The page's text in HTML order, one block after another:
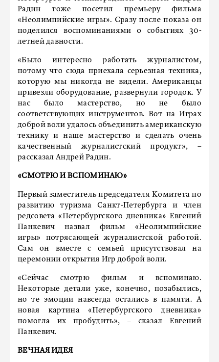
Радин тоже посетил премьеру фильма
«Неолимпийские игры». Сразу после показа он
поделился воспоминаниями о событиях 30-
летней давности.
«Было интересно работать журналистом,
потому что сюда приехала серьезная техника,
которую мы никогда не видели. Американцы
привезли оборудование, развернули городок. У
нас было мастерство, но не было
соответствующих инструментов. Вот на Играх
доброй воли удалось объединить американскую
технику и наше мастерство и сделать очень
качественный журналистский продукт», –
рассказал Андрей Радин.
«СМОТРЮ И ВСПОМИНАЮ»
Первый заместитель председателя Комитета по
развитию туризма Санкт-Петербурга и член
редсовета «Петербургского дневника» Евгений
Панкевич назвал фильм «Неолимпийские
игры» потрясающей журналистской работой.
Сам он вместе с семьей присутствовал на
церемонии открытия Игр доброй воли.
«Сейчас смотрю фильм и вспоминаю.
Некоторые детали уже, конечно, позабылись,
но те эмоции навсегда остались в памяти. А
новая картина «Петербургского дневника»
помогла их пробудить», – сказал Евгений
Панкевич.
ВЕЧНАЯ ИДЕЯ